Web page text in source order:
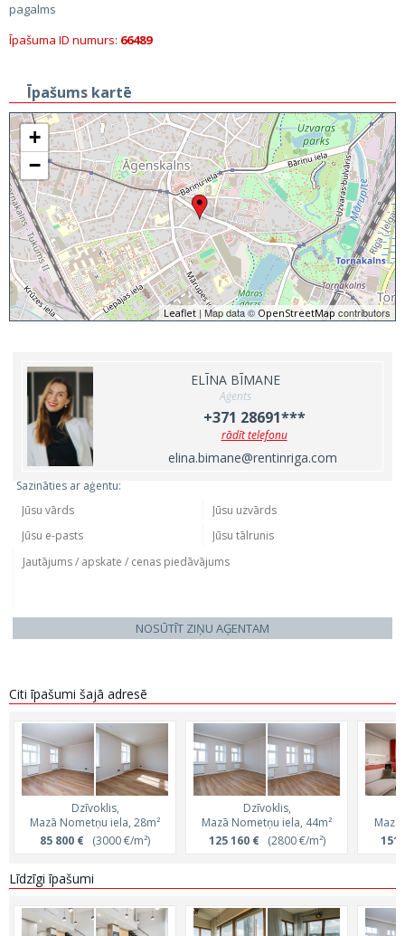
pagalms
Īpašuma ID numurs: 66489
Īpašums kartē
+
−
Leaflet| Map data © OpenStreetMap contributors
ELĪNA BĪMANE
Aģents
+371 28691***
rādīt telefonu
elina.bimane@rentinriga.com
Sazināties ar aģentu:
NOSŪTĪT ZIŅU AĢENTAM
Citi īpašumi šajā adresē
Dzīvoklis,
Mazā Nometņu iela, 28m²
85 800 € (3000 €/m²)
Dzīvoklis,
Mazā Nometņu iela, 44m²
125 160 €(2800 €/m²)
151
Līdzīgi īpašumi